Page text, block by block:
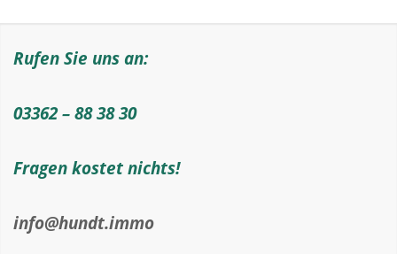
Rufen Sie uns an:
03362 – 88 38 30
Fragen kostet nichts!
info@hundt.immo